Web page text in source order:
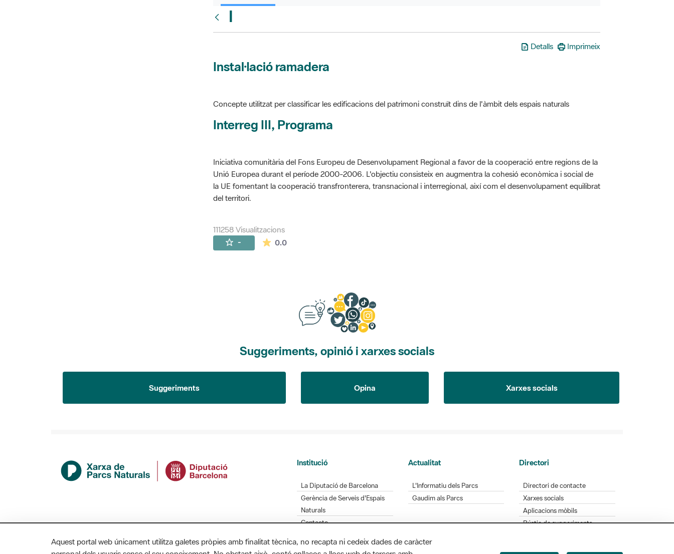
I
Detalls Imprimeix
Instal·lació ramadera
Concepte utilitzat per classificar les edificacions del patrimoni construït dins de l'àmbit dels espais naturals
Interreg III, Programa
Iniciativa comunitària del Fons Europeu de Desenvolupament Regional a favor de la cooperació entre regions de la
Unió Europea durant el període 2000-2006. L'objectiu consisteix en augmentra la cohesió econòmica i social de
la UE fomentant la cooperació transfronterera, transnacional i interregional, així com el desenvolupament equilibrat
del territori.
111258 Visualitzacions
- 0.0La mitjana de les valoracions és de 0 estrelles de 5.
Suggeriments, opinió i xarxes socials
Suggeriments Opina Xarxes socials
Institució
La Diputació de Barcelona
Gerència de Serveis d'Espais
Naturals
Contacte
Actualitat
L'Informatiu dels Parcs
Gaudim als Parcs
Directori
Directori de contacte
Xarxes socials
Aplicacions mòbils
Bústia de suggeriments
Aquest portal web únicament utilitza galetes pròpies amb finalitat tècnica, no recapta ni cedeix dades de caràcter